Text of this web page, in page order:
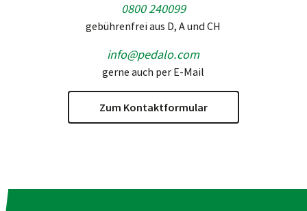
0800 240099
gebührenfrei aus D, A und CH
info@pedalo.com
gerne auch per E-Mail
Zum Kontaktformular